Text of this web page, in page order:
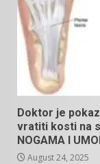
Doktor je
vratiti kosti na
NOGAMA I
August 24, 2025